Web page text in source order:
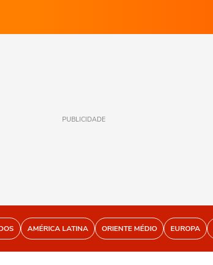
PUBLICIDADE
AMÉRICA LATINA ORIENTE MÉDIO EUROPA